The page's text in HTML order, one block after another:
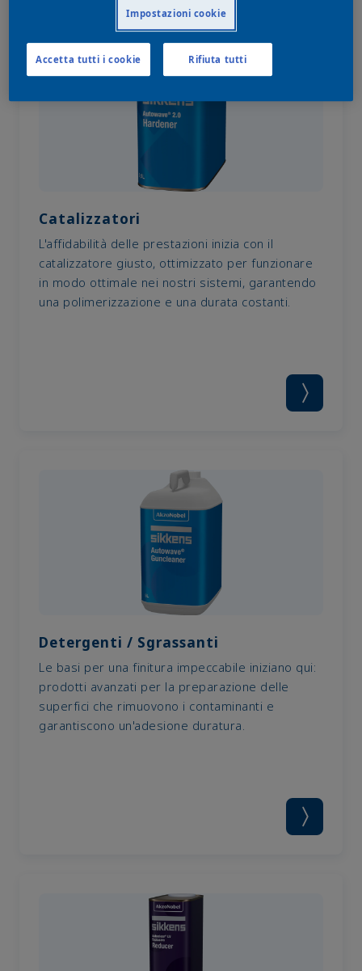
Catalizzatori
L'affidabilità delle prestazioni inizia con il
catalizzatore giusto, ottimizzato per funzionare
in modo ottimale nei nostri sistemi, garantendo
una polimerizzazione e una durata costanti.
Detergenti / Sgrassanti
Le basi per una finitura impeccabile iniziano qui:
prodotti avanzati per la preparazione delle
superfici che rimuovono i contaminanti e
garantiscono un'adesione duratura.
Impostazioni cookie
Rifiuta tutti
Accetta tutti i cookie